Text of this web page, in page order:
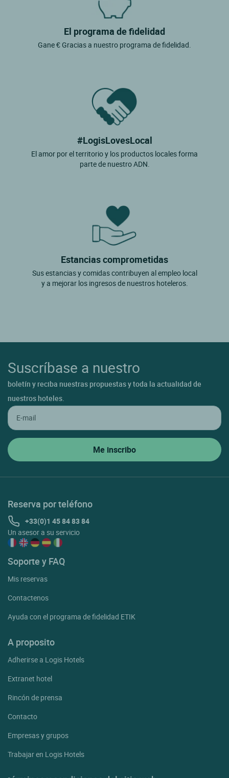
El programa de fidelidad
Gane € Gracias a nuestro programa de fidelidad.
#LogisLovesLocal
El amor por el territorio y los productos locales forma
parte de nuestro ADN.
Estancias comprometidas
Sus estancias y comidas contribuyen al empleo local
y a mejorar los ingresos de nuestros hoteleros.
Suscríbase a nuestro
boletín y reciba nuestras propuestas y toda la actualidad de
nuestros hoteles.
Reserva por teléfono
+33(0)1 45 84 83 84
Un asesor a su servicio
Soporte y FAQ
Mis reservas
Contactenos
Ayuda con el programa de fidelidad ETIK
A proposito
Adherirse a Logis Hotels
Extranet hotel
Rincón de prensa
Contacto
Empresas y grupos
Trabajar en Logis Hotels